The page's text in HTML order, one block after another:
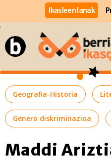
Ikasleen lanak
Geografia-Historia
Genero diskriminazioa
Maddi